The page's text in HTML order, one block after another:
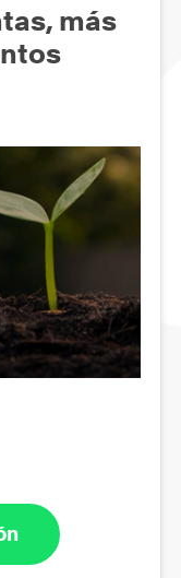
más